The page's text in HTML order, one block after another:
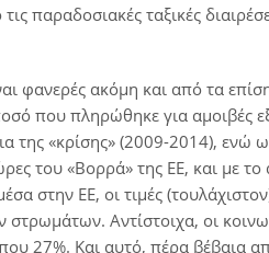
παραδοσιακές ταξικές
φανερές ακόμη και από τα
που πληρώθηκε για αμοιβές
της «κρίσης» (2009-2014), ενώ
του «Βορρά» της ΕΕ, και με
στην ΕΕ, οι τιμές
Αντίστοιχα, οι
27%. Και αυτό, πέρα βέβαια